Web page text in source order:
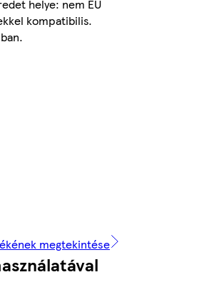
helye: nem EU
kompatibilis.
megtekintése